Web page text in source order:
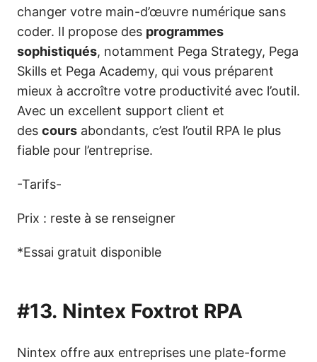
changer votre main-d’œuvre numérique sans
coder. Il propose des programmes
sophistiqués, notamment Pega Strategy, Pega
Skills et Pega Academy, qui vous préparent
mieux à accroître votre productivité avec l’outil.
Avec un excellent support client et
des cours abondants, c’est l’outil RPA le plus
fiable pour l’entreprise.
-Tarifs-
Prix : reste à se renseigner
*Essai gratuit disponible
#13. Nintex Foxtrot RPA
Nintex offre aux entreprises une plate-forme